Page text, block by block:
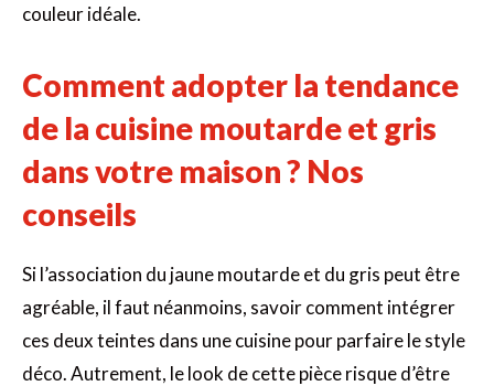
couleur idéale.
Comment adopter la tendance
de la cuisine moutarde et gris
dans votre maison ? Nos
conseils
Si l’association du jaune moutarde et du gris peut être
agréable, il faut néanmoins, savoir comment intégrer
ces deux teintes dans une cuisine pour parfaire le style
déco. Autrement, le look de cette pièce risque d’être